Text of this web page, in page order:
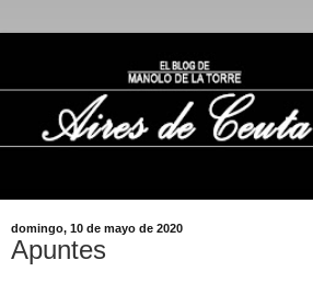
domingo, 10 de mayo de 2020
Apuntes